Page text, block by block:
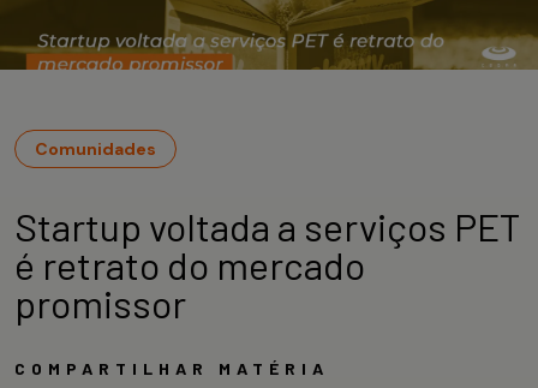
Comunidades
Startup voltada a serviços PET
é retrato do mercado
promissor
COMPARTILHAR MATÉRIA